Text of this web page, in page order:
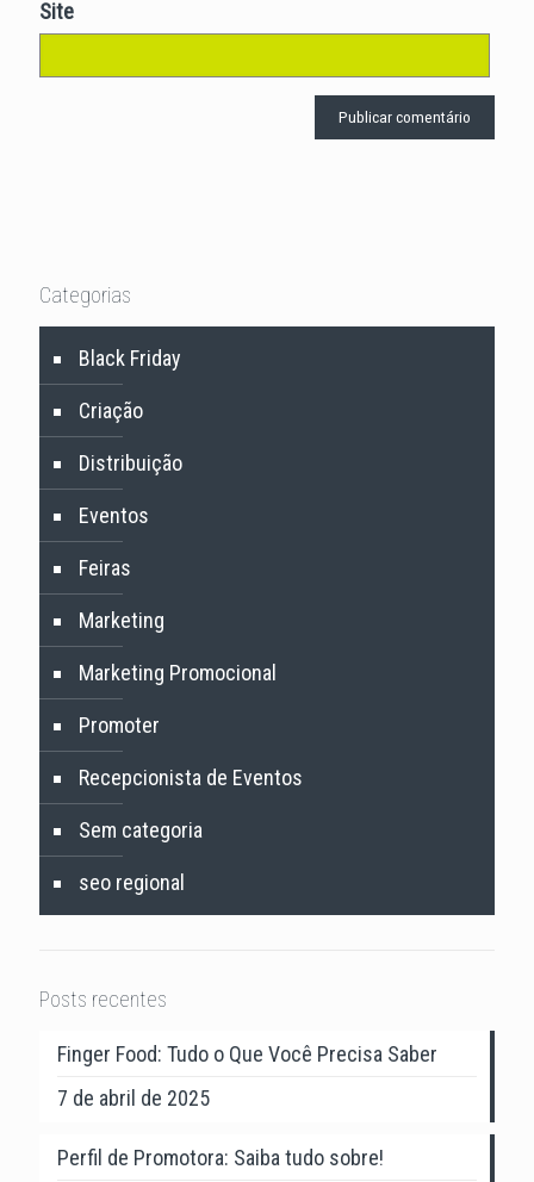
Site
Categorias
Black Friday
Criação
Distribuição
Eventos
Feiras
Marketing
Marketing Promocional
Promoter
Recepcionista de Eventos
Sem categoria
seo regional
Posts recentes
Finger Food: Tudo o Que Você Precisa Saber
7 de abril de 2025
Perfil de Promotora: Saiba tudo sobre!